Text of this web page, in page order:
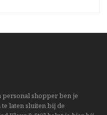
personal shopper ben je
laten sluiten bij de